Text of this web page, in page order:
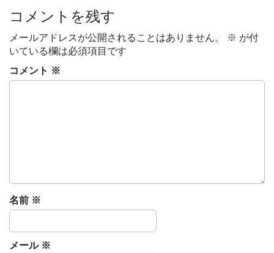
t
n
a
v
i
コメントを残す
メールアドレスが公開されることはありません。 ※ が付
いている欄は必須項目です
コメント ※
名前 ※
メール ※